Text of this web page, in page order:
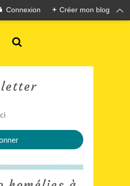
Connexion + Créer mon blog